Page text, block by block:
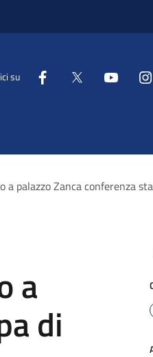
su
palazzo Zanca conferenza
a
di